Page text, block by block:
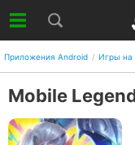
Приложения Android Игры на
Mobile